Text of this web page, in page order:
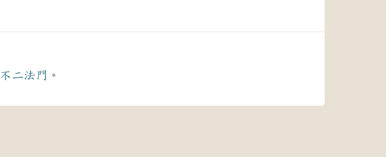
不二法門 。